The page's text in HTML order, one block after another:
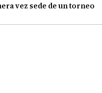
vez sede de un torneo